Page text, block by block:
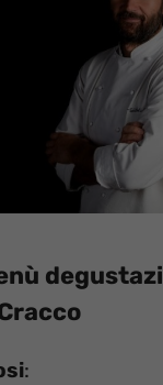
: